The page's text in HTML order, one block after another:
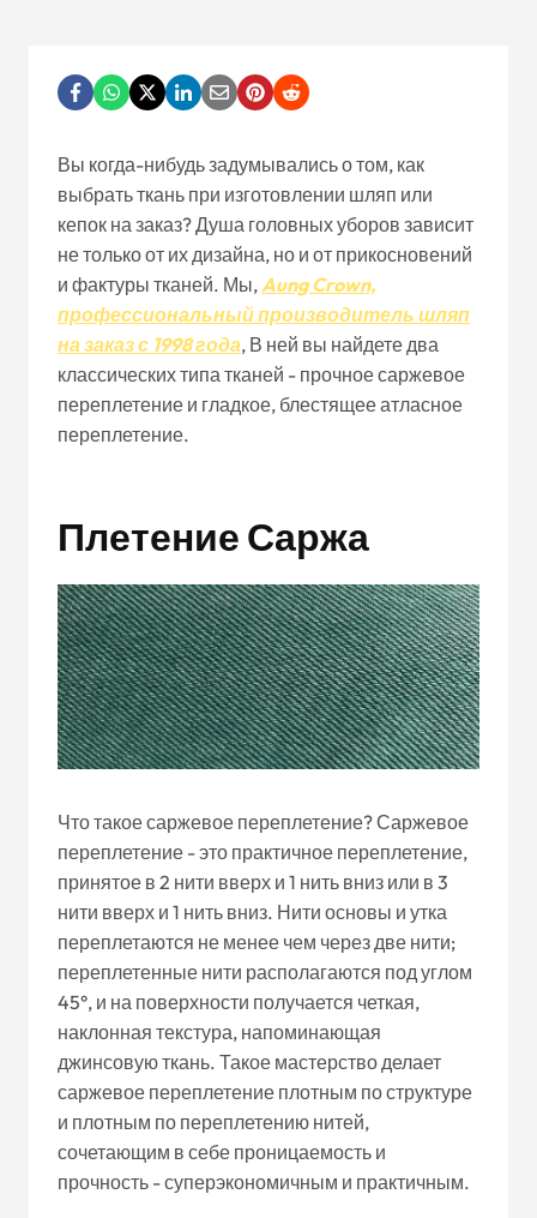
Вы когда-нибудь задумывались о том, как
выбрать ткань при изготовлении шляп или
кепок на заказ? Душа головных уборов зависит
не только от их дизайна, но и от прикосновений
и фактуры тканей. Мы,Aung Crown,
профессиональный производитель шляп
на заказ с 1998 года, В ней вы найдете два
классических типа тканей - прочное саржевое
переплетение и гладкое, блестящее атласное
переплетение.
Плетение Саржа
Что такое саржевое переплетение? Саржевое
переплетение - это практичное переплетение,
принятое в 2 нити вверх и 1 нить вниз или в 3
нити вверх и 1 нить вниз. Нити основы и утка
переплетаются не менее чем через две нити;
переплетенные нити располагаются под углом
45°, и на поверхности получается четкая,
наклонная текстура, напоминающая
джинсовую ткань. Такое мастерство делает
саржевое переплетение плотным по структуре
и плотным по переплетению нитей,
сочетающим в себе проницаемость и
прочность - суперэкономичным и практичным.